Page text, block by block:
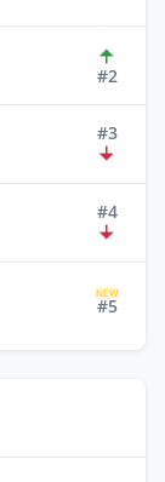
#2
#3
#4
NEW
#5